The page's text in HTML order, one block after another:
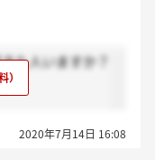
た人いますか？
2020年7月14日 16:08